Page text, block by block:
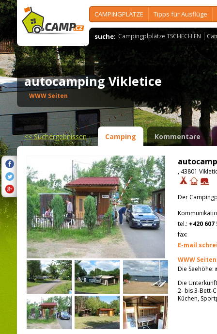
CAMPINGPLÄTZE Tipps für Ausflüge
suche: Campingplplätze TSCHECHIEN
autocamping Vikletice
WWW Seiten
<<Suchergebnissen Camping Kommentare
, 43801
Der
tel.: +420 607
fax:
E-mail
WWW Seiten
Die Seehöhe:
Die
2- bis 3-Bett-
Küchen,